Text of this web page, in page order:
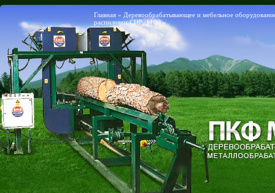
Главная » Деревообрабатывающее и мебельное
распиловки СПР–1100»